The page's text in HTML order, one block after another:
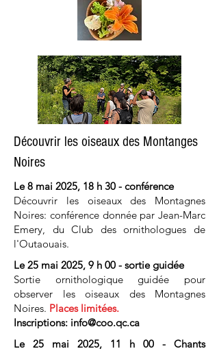
Découvrir les oiseaux des Montanges
Noires
Le 8 mai 2025, 18 h 30 - conférence
Découvrir les oiseaux des Montagnes
Noires: conférence donnée par Jean-Marc
Emery, du Club des ornithologues de
l'Outaouais.
Le 25 mai 2025, 9 h 00 - sortie guidée
Sortie ornithologique guidée pour
observer les oiseaux des Montagnes
Noires. Places limitées.
Inscriptions: info@coo.qc.ca
Le 25 mai 2025, 11 h 00 - Chants